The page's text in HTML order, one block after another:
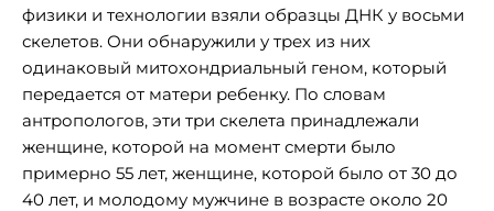
физики и технологии взяли образцы ДНК у восьми
скелетов. Они обнаружили у трех из них
одинаковый митохондриальный геном, который
передается от матери ребенку. По словам
антропологов, эти три скелета принадлежали
женщине, которой на момент смерти было
примерно 55 лет, женщине, которой было от 30 до
40 лет, и молодому мужчине в возрасте около 20